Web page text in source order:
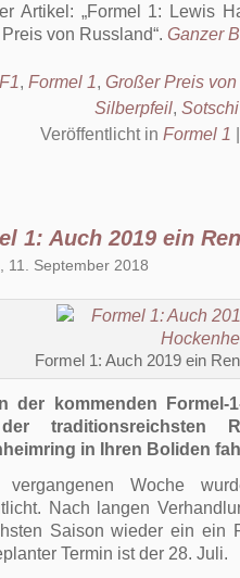
Artikel:
Formel 1: Lewis
von Russland . Ganzer
F1, Formel 1, Großer Preis
Silberpfeil, Sotschi
Veröffentlicht in Formel 1
1: Auch 2019 ein
11. September 2018
Formel 1: Auch 2019 ein
der kommenden Formel-
traditionsreichsten
in Ihren Boliden
Woche
Nach langen
Saison wieder ein ein
Termin ist der 28. Juli.